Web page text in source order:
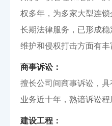
权多年，为多家大型连
长期法律服务，已形成
维护和侵权打击方面有丰
商事诉讼：
擅长公司间商事诉讼，
业务近十年，熟谙诉讼程
建设工程：